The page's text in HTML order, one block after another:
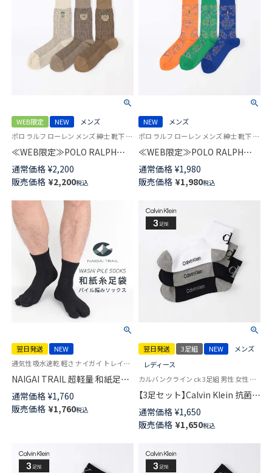
WEB限定 NEW
メンズ
ポロ ラルフ ローレン メンズ 紳士 靴下 カジュアル 26SS
≪WEB限定≫POLO RALPH
LAUREN GLEN PLAID WITH
EMBROIDERY クルー丈 ソック
ス メンズ 92012543
通常価格 ¥2,200
販売価格 ¥2,200税込
NEW
メンズ
ポロ ラルフ ローレン メンズ 紳士 靴下 カジュアル 26SS
≪WEB限定≫POLO RALPH
LAUREN PAISLEY クルー丈 ソ
ックス メンズ 92012544
通常価格 ¥1,980
販売価格 ¥1,980税込
翌日発送
NEW
通気性 吸水速乾 軽さ ナイガイ トレイル 送料無料 登山 靴下 軽い タビ
NAIGAI TRAIL 超軽量 和紙足袋
ソックス （TAKUMI camifine®）
足底パイル編み ショート丈 日
本製 【365日最短翌日発送】
通常価格 ¥1,760
販売価格 ¥1,760税込
翌日発送 3足組 NEW
メンズ
レディース
カルバンクライン ck 3足組 男性 女性 靴下 ユニセックス
【3足セット】Calvin Klein 抗菌防
臭 甲メッシュ バックロゴ ショ
ート丈 ソックス カジュアル レ
ディース メンズ 【365日最短翌
通常価格 ¥1,650
販売価格 ¥1,650税込